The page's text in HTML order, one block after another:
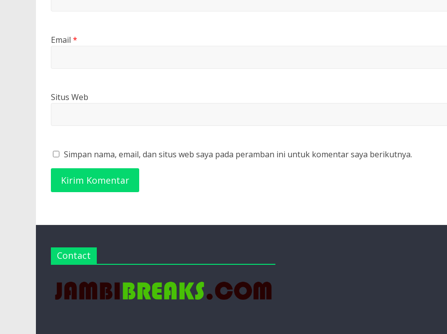
Email *
Situs Web
Simpan nama, email, dan situs web saya pada peramban ini untuk komentar saya berikutnya.
Contact